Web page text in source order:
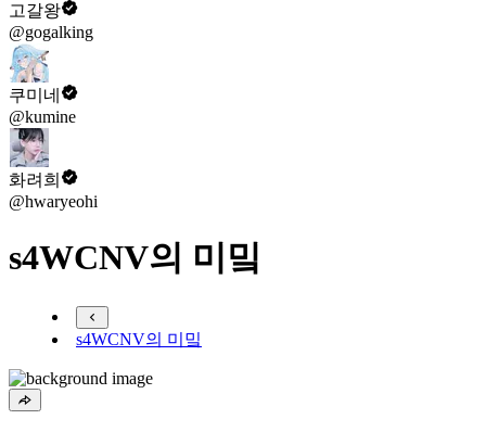
고갈왕
@gogalking
쿠미네
@kumine
화려희
@hwaryeohi
s4WCNV의 미밐
s4WCNV의 미밐